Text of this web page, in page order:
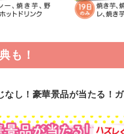
も！
なし！豪華景品が当たる！